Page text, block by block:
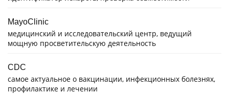
MayoClinic
медицинский и исследовательский центр, ведущий
мощную просветительскую деятельность
CDC
самое актуальное о вакцинации, инфекционных болезнях,
профилактике и лечении